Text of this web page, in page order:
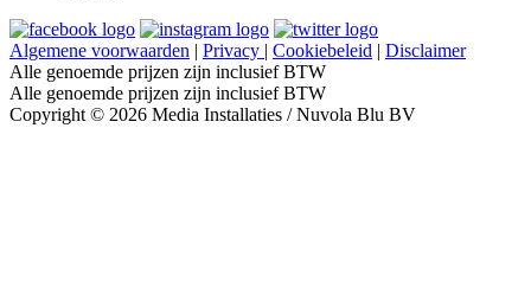
Algemene voorwaarden | Privacy | Cookiebeleid | Disclaimer
Alle genoemde prijzen zijn inclusief BTW
Alle genoemde prijzen zijn inclusief BTW
Copyright © 2026 Media Installaties / Nuvola Blu BV